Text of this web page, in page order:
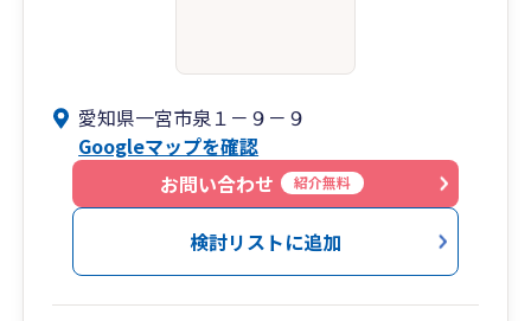
愛知県一宮市泉１－９－９
Googleマップを確認
お問い合わせ
紹介無料
検討リストに追加